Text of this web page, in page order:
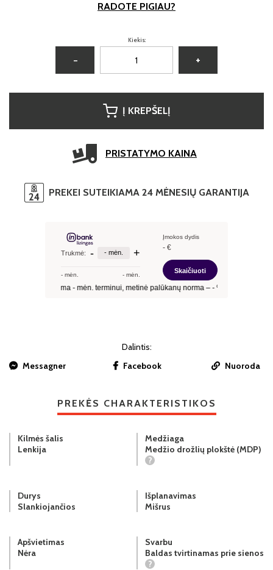
RADOTE PIGIAU?
Kiekis:
− +
Į KREPŠELĮ
PRISTATYMO KAINA
PREKEI SUTEIKIAMA 24 MĖNESIŲ GARANTIJA
Dalintis:
Messagner
Facebook Nuoroda
PREKĖS CHARAKTERISTIKOS
Kilmės šalis
Lenkija
Medžiaga
Medžio drožlių plokštė (MDP)
?
Durys
Slankiojančios
Išplanavimas
Mišrus
Apšvietimas
Nėra
Svarbu
Baldas tvirtinamas prie sienos
?